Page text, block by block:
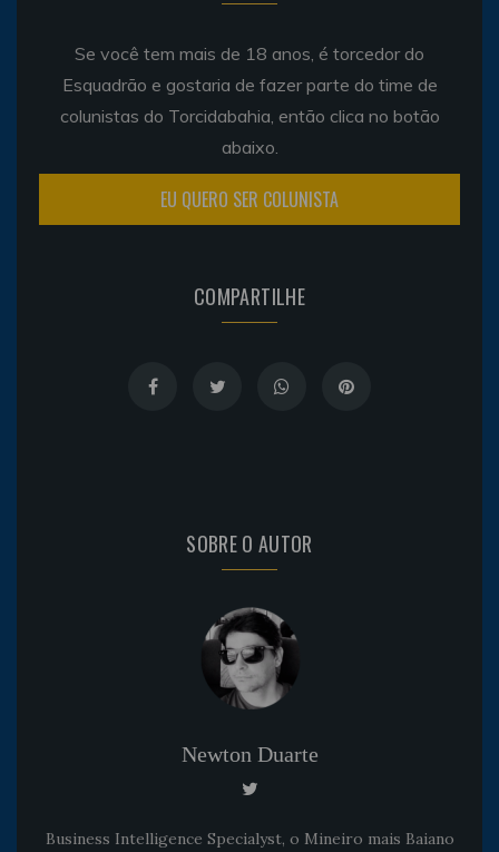
Se você tem mais de 18 anos, é torcedor do
Esquadrão e gostaria de fazer parte do time de
colunistas do Torcidabahia, então clica no botão
abaixo.
EU QUERO SER COLUNISTA
COMPARTILHE
SOBRE O AUTOR
Newton Duarte
Business Intelligence Specialyst, o Mineiro mais Baiano